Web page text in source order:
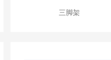
三脚架